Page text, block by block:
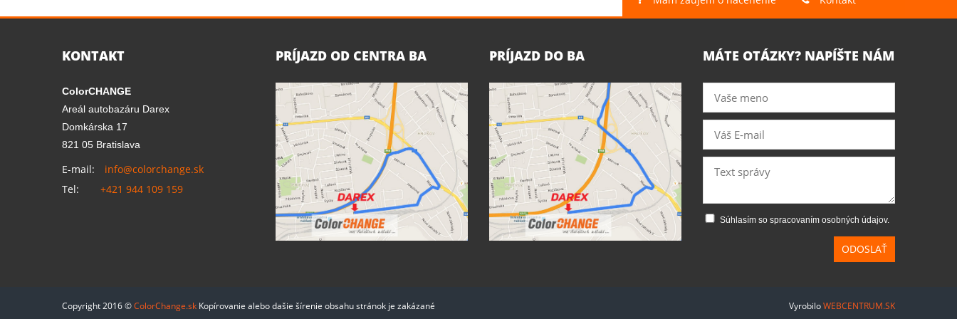
KONTAKT
ColorCHANGE
Areál autobazáru Darex
Domkárska 17
821 05 Bratislava
E-mail:
info@colorchange.sk
Tel:
+421 944 109 159
PRÍJAZD OD CENTRA BA PRÍJAZD DO BA MÁTE OTÁZKY? NAPÍŠTE NÁM
Súhlasím so spracovaním osobných údajov.
ODOSLAŤ
Copyright 2016 ©ColorChange.sk Kopírovanie alebo dašie šírenie obsahu stránok je zakázané VyrobiloWEBCENTRUM.SK